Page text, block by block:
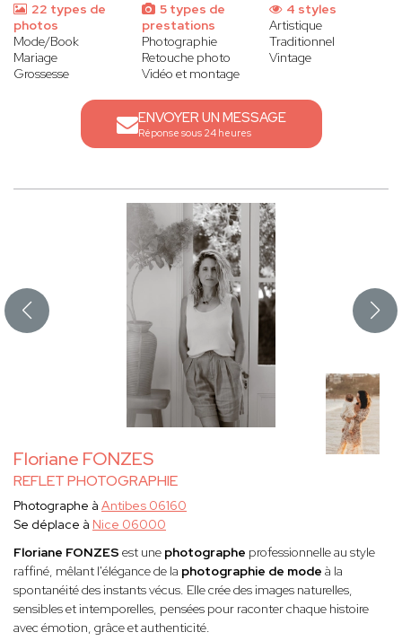
22 types de
photos
Mode/Book
Mariage
Grossesse
5 types de
prestations
Photographie
Retouche photo
Vidéo et montage
4 styles
Artistique
Traditionnel
Vintage
ENVOYER UN MESSAGE
Réponse sous 24 heures
Floriane FONZES
REFLET PHOTOGRAPHIE
Photographe à Antibes 06160
Se déplace à Nice 06000
Floriane FONZES est une photographe professionnelle au style
raffiné, mêlant l'élégance de la photographie de mode à la
spontanéité des instants vécus. Elle crée des images naturelles,
sensibles et intemporelles, pensées pour raconter chaque histoire
avec émotion, grâce et authenticité.